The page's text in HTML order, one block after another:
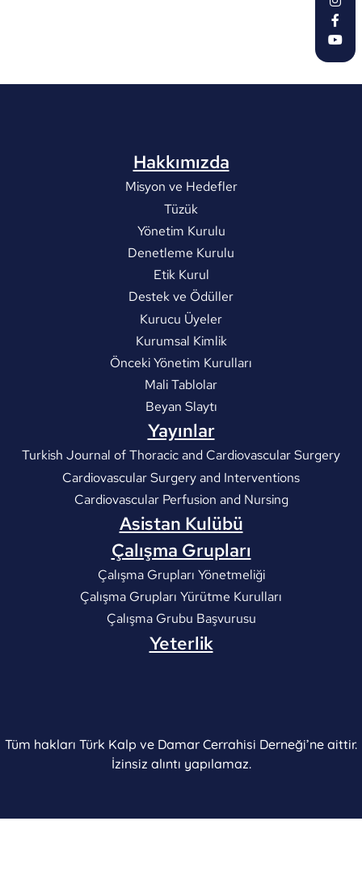
Hakkımızda
Misyon ve Hedefler
Tüzük
Yönetim Kurulu
Denetleme Kurulu
Etik Kurul
Destek ve Ödüller
Kurucu Üyeler
Kurumsal Kimlik
Önceki Yönetim Kurulları
Mali Tablolar
Beyan Slaytı
Yayınlar
Turkish Journal of Thoracic and Cardiovascular Surgery
Cardiovascular Surgery and Interventions
Cardiovascular Perfusion and Nursing
Asistan Kulübü
Çalışma Grupları
Çalışma Grupları Yönetmeliği
Çalışma Grupları Yürütme Kurulları
Çalışma Grubu Başvurusu
Yeterlik
Tüm hakları Türk Kalp ve Damar Cerrahisi Derneği’ne aittir.
İzinsiz alıntı yapılamaz.